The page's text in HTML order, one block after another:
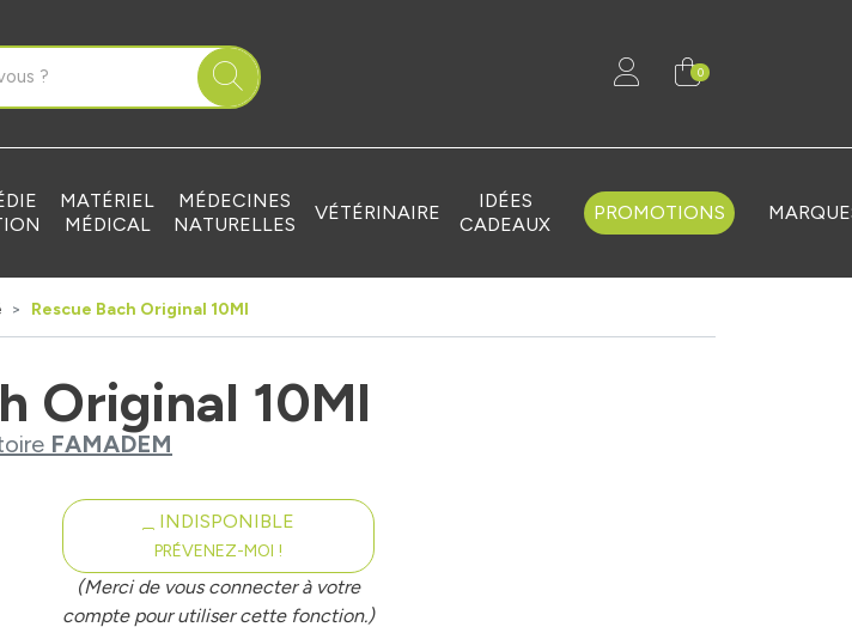
en ligne à votre service
0
MATÉRIEL
MÉDICAL
MÉDECINES
NATURELLES
VÉTÉRINAIRE
IDÉES
CADEAUX
PROMOTIONS
Rescue Bach Original 10Ml
Original 10Ml
FAMADEM
INDISPONIBLE
PRÉVENEZ-MOI !
(Merci de vous connecter à votre
compte pour utiliser cette fonction.)